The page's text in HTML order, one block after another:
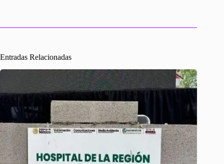
Entradas Relacionadas